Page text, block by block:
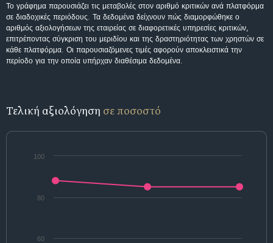
Το γράφημα παρουσιάζει τις μεταβολές στον αριθμό κριτικών ανά πλατφόρμα
σε διαδοχικές περιόδους. Τα δεδομένα δείχνουν πώς διαμορφώθηκε ο
αριθμός αξιολογήσεων της εταιρείας σε διαφορετικές υπηρεσίες κριτικών,
επιτρέποντας σύγκριση του μεριδίου και της δραστηριότητας των χρηστών σε
κάθε πλατφόρμα. Οι παρουσιαζόμενες τιμές αφορούν αποκλειστικά την
περίοδο για την οποία υπήρχαν διαθέσιμα δεδομένα.
Τελική αξιολόγηση σε ποσοστό
60
80
100